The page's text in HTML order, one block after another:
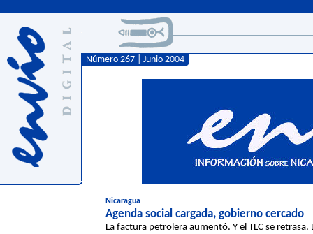
Número 267 | Junio 2004
Nicaragua
Agenda social cargada, gobierno cercado
La factura petrolera aumentó. Y el TLC se